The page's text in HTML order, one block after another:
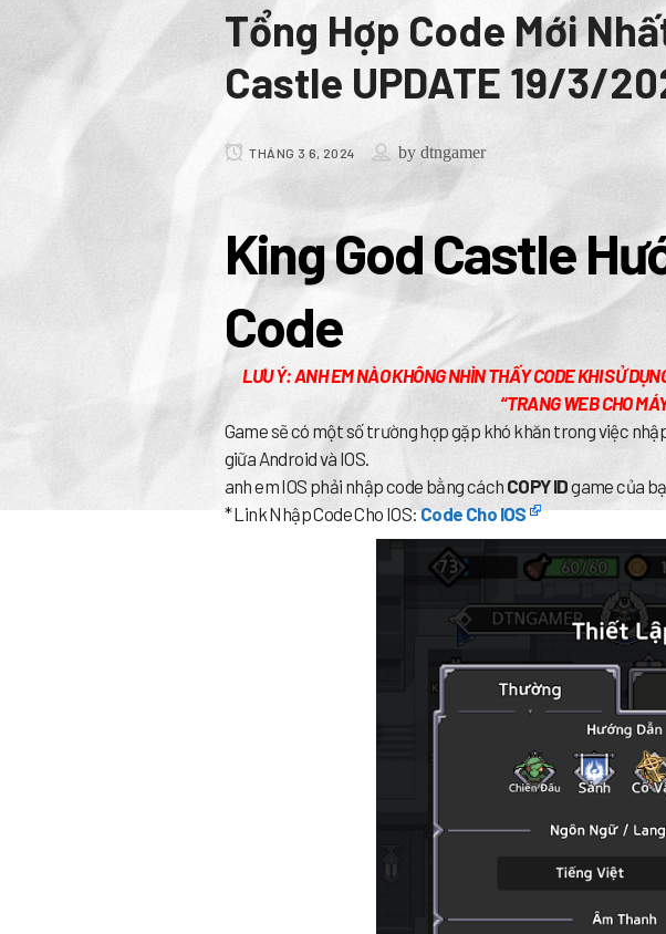
Tổng Hợp Code Mới
Castle UPDATE 19/3/
THÁNG 3 6, 2024 bydtngamer
King God Castle
Code
LƯU Ý: ANH EM NÀO KHÔNG NHÌN THẤY CODE KHI SỬ
“TRANG WEB CHO
Game sẽ có một số trường hợp gặp khó khăn trong việc
giữa Android và IOS.
anh em IOS phải nhập code bằng cách COPY IDgame của
* Link Nhập Code Cho IOS:Code Cho IOS